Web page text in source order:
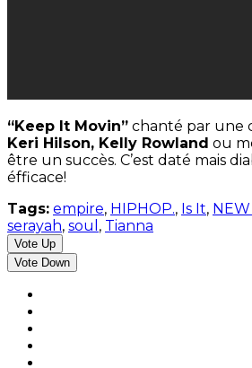
“Keep It Movin” chanté par une
Keri Hilson, Kelly Rowland ou
être un succès. C’est daté mais
éfficace!
Tags: empire, HIPHOP., Is It,
serayah, soul , Tianna
Vote Up
Vote Down